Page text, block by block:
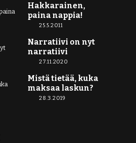
Hakkarainen,
paina nappia!
25.5.2011
Narratiivi on nyt
narratiivi
27.11.2020
Mistä tietää, kuka
maksaa laskun?
28.3.2019